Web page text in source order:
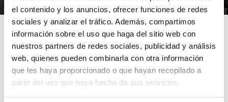
el contenido y los anuncios, ofrecer funciones de redes
sociales y analizar el tráfico. Además, compartimos
información sobre el uso que haga del sitio web con
nuestros partners de redes sociales, publicidad y análisis
web, quienes pueden combinarla con otra información
que les haya proporcionado o que hayan recopilado a
partir del uso que haya hecho de sus servicios.